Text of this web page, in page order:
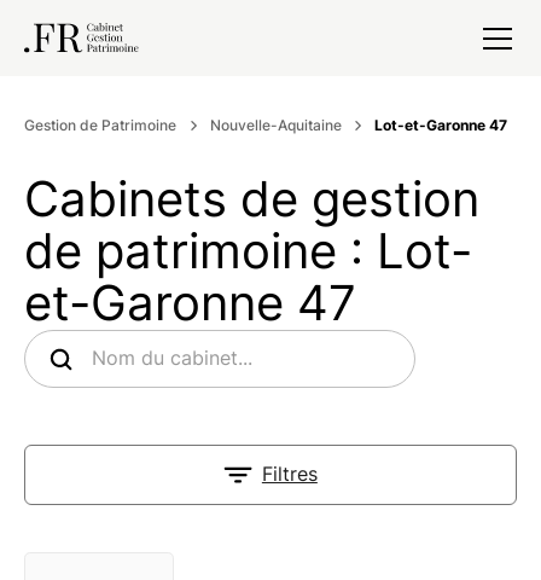
Gestion de Patrimoine Nouvelle-Aquitaine Lot-et-Garonne 47
Cabinets de gestion
de patrimoine : Lot-
et-Garonne 47
Filtres